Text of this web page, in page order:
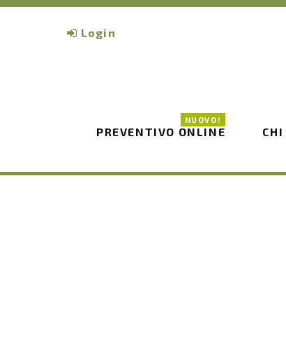
Login
PREVENTIVO ONLINE
NUOVO!